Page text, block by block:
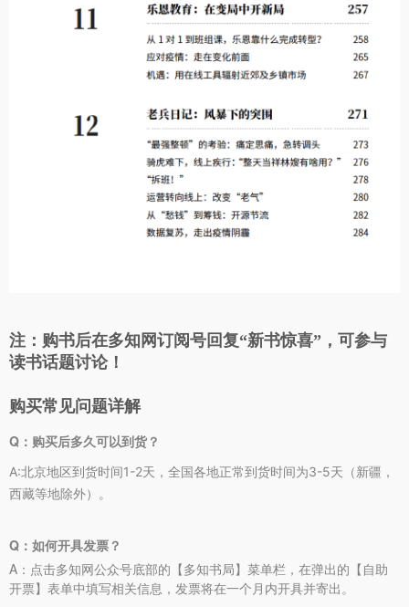
注：购书后在多知网订阅号回复“新书惊喜”，可参与
读书话题讨论！
购买常见问题详解
Q：购买后多久可以到货？
A:北京地区到货时间1-2天，全国各地正常到货时间为3-5天（新疆，
西藏等地除外）。
Q：如何开具发票？
A：点击多知网公众号底部的【多知书局】菜单栏，在弹出的【自助
开票】表单中填写相关信息，发票将在一个月内开具并寄出。